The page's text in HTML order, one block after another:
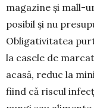
magazine și mall-
posibil și nu
Obligativitatea
la casele de
acasă, reduc la
fiind că riscul